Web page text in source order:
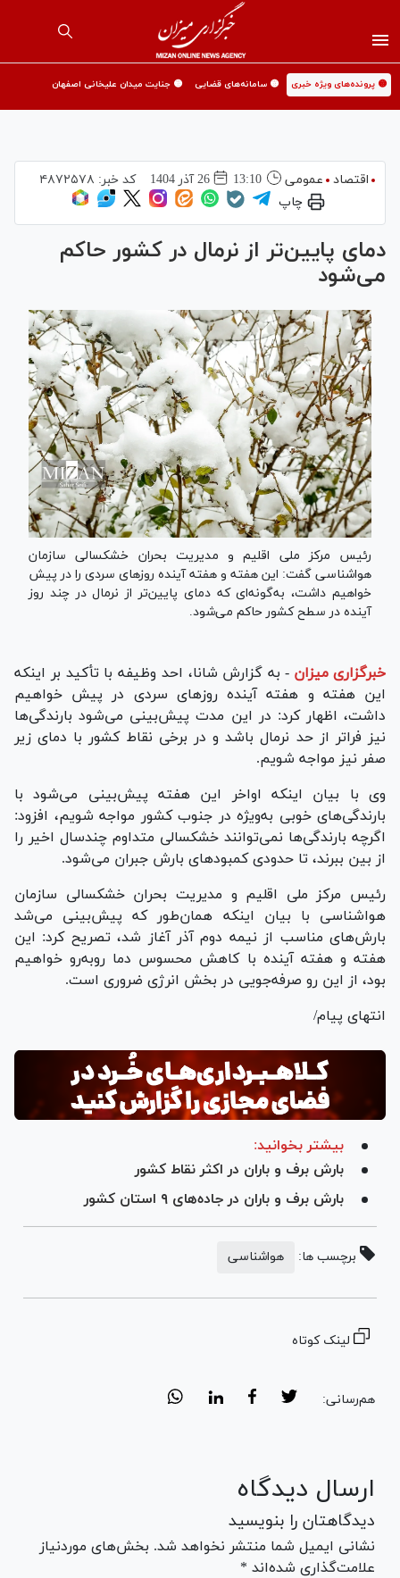
🟡 پرونده‌های ویژه خبری 🟡 سامانه‌های قضایی 🟡 جنایت میدان علیخانی اصفهان
اقتصاد عمومی 13:10 26 آذر 1404 کد خبر: ۴۸۷۲۵۷۸
چاپ
دمای پایین‌تر از نرمال در کشور حاکم
می‌شود
رئیس مرکز ملی اقلیم و مدیریت بحران خشکسالی سازمان
هواشناسی گفت: این هفته و هفته آینده روز‌های سردی را در پیش
خواهیم داشت، به‌گونه‌ای که دمای پایین‌تر از نرمال در چند روز
آینده در سطح کشور حاکم می‌شود.
خبرگزاری میزان - به گزارش شانا، احد وظیفه با تأکید بر اینکه
این هفته و هفته آینده روز‌های سردی در پیش خواهیم
داشت، اظهار کرد: در این مدت پیش‌بینی می‌شود بارندگی‌ها
نیز فراتر از حد نرمال باشد و در برخی نقاط کشور با دمای زیر
صفر نیز مواجه شویم.
وی با بیان اینکه اواخر این هفته پیش‌بینی می‌شود با
بارندگی‌های خوبی به‌ویژه در جنوب کشور مواجه شویم، افزود:
اگرچه بارندگی‌ها نمی‌توانند خشکسالی متداوم چندسال اخیر را
از بین ببرند، تا حدودی کمبود‌های بارش جبران می‌شود.
رئیس مرکز ملی اقلیم و مدیریت بحران خشکسالی سازمان
هواشناسی با بیان اینکه همان‌طور که پیش‌بینی می‌شد
بارش‌های مناسب از نیمه دوم آذر آغاز شد، تصریح کرد: این
هفته و هفته آینده با کاهش محسوس دما روبه‌رو خواهیم
بود، از این رو صرفه‌جویی در بخش انرژی ضروری است.
انتهای پیام/
بیشتر بخوانید:
بارش برف و باران در اکثر نقاط کشور
بارش برف و باران در جاده‌های ۹ استان کشور
برچسب ها: هواشناسی
لینک کوتاه
هم‌رسانی:
ارسال دیدگاه
دیدگاهتان را بنویسید
نشانی ایمیل شما منتشر نخواهد شد. بخش‌های موردنیاز
علامت‌گذاری شده‌اند *